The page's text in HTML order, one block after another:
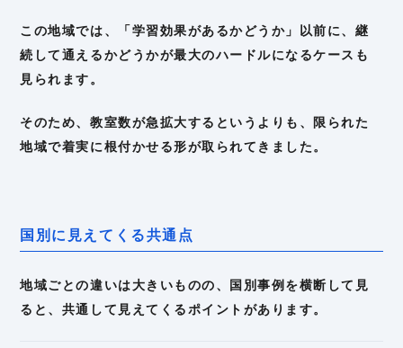
この地域では、「学習効果があるかどうか」以前に、継
続して通えるかどうかが最大のハードルになるケースも
見られます。
そのため、教室数が急拡大するというよりも、限られた
地域で着実に根付かせる形が取られてきました。
国別に見えてくる共通点
地域ごとの違いは大きいものの、国別事例を横断して見
ると、共通して見えてくるポイントがあります。